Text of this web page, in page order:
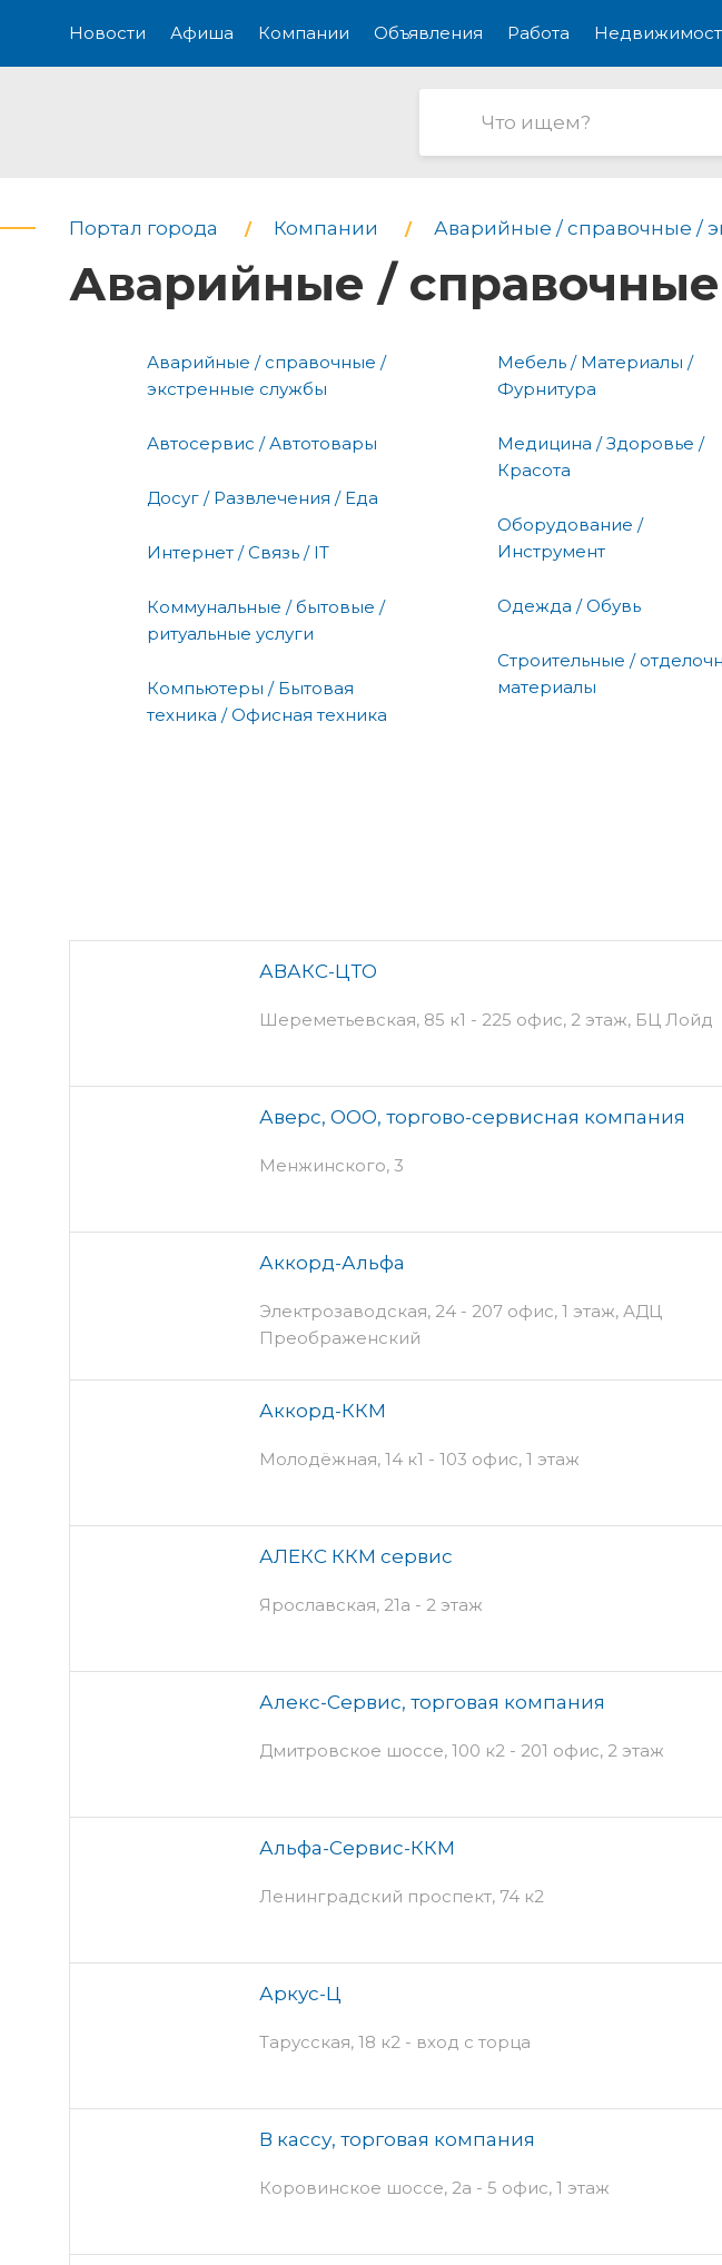
Новости Афиша Компании Объявления Работа
Портал города Компании Аварийные / справочные /
Аварийные /
Аварийные / справочные /
экстренные службы
Автосервис / Автотовары
Досуг / Развлечения / Еда
Интернет / Связь / IT
Коммунальные / бытовые /
ритуальные услуги
Компьютеры / Бытовая
техника / Офисная техника
Мебель / Материалы /
Фурнитура
Медицина / Здоровье /
Красота
Оборудование /
Инструмент
Одежда / Обувь
Строительные /
материалы
АВАКС-ЦТО
Шереметьевская, 85 к1 - 225 офис, 2 этаж, БЦ Лойд
Аверс, ООО, торгово-сервисная компания
Менжинского, 3
Аккорд-Альфа
Электрозаводская, 24 - 207 офис, 1 этаж, АДЦ
Преображенский
Аккорд-ККМ
Молодёжная, 14 к1 - 103 офис, 1 этаж
АЛЕКС ККМ сервис
Ярославская, 21а - 2 этаж
Алекс-Сервис, торговая компания
Дмитровское шоссе, 100 к2 - 201 офис, 2 этаж
Альфа-Сервис-ККМ
Ленинградский проспект, 74 к2
Аркус-Ц
Тарусская, 18 к2 - вход с торца
В кассу, торговая компания
Коровинское шоссе, 2а - 5 офис, 1 этаж